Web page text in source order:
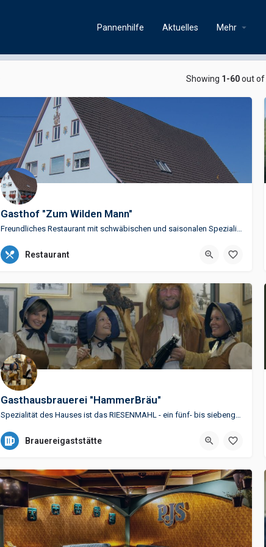
Pannenhilfe Aktuelles Mehr
Showing 1-60out of
Gasthof "Zum Wilden Mann"
Freundliches Restaurant mit schwäbischen und saisonalen SpezialitätenAngebote- regionale und saisonale…
+49 (0)7404 404
Herrenzimmernerstr. 4, 78662 Bösingen, Deutschland
Restaurant
Gasthausbrauerei "HammerBräu"
Spezialität des Hauses ist das RIESENMAHL - ein fünf- bis siebengängiges rustikales Menü. Oft gesellt sich…
+49 (0)3525 530-930
Bahnhofstraße 42, 01587 Riesa, Deutschland
Brauereigaststätte